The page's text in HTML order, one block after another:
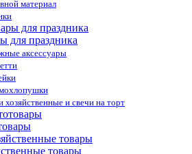
материал
для праздника
аксессуары
хозяйственные и свечи на торт
товары